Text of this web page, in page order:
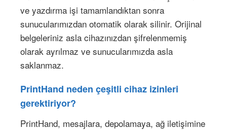
ve yazdırma işi tamamlandıktan sonra
sunucularımızdan otomatik olarak silinir. Orijinal
belgeleriniz asla cihazınızdan şifrelenmemiş
olarak ayrılmaz ve sunucularımızda asla
saklanmaz.
PrintHand neden çeşitli cihaz izinleri
gerektiriyor?
PrintHand, mesajlara, depolamaya, ağ iletişimine